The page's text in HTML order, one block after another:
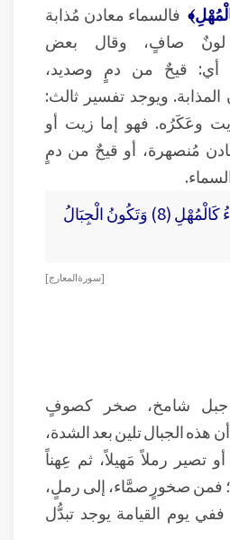
فالسماء معادن مُذابة
لونٌ صافٍ، وقال بعض
أي: قيحٌ من دمٍ وصديد،
المذابة. ويوجد تفسير ثالث:
وعَكَرُه. فهو إما زيت أو
مُنصهرة، أو قيحٌ من دمٍ
﴿ يَوْمَ تَكُونُ السَّمَاءُ كَالْمُهْلِ (8) وَتَكُونُ الْجِبَالُ
[ سورة المعارج ]
جبل شامخ، صخر كصوفٍ
هذه الجبال تلين بعد الشدة،
تصير رملاً مَهيلاً، ثم عِهناً
فمن صخورٍ صمَّاء، إلى رملٍ،
يوم القيامة يوجد تبدُّل